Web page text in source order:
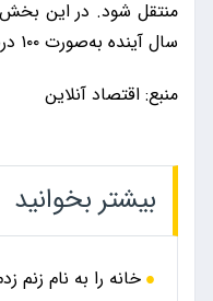
منتقل شود. در این
سال آینده به‌صورت ۱۰۰ درصد اجرایی شود.
منبع: اقتصاد آنلاین
بیشتر بخوانید
خانه را به نام زنم